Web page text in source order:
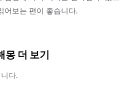
어보는 편이 좋습니다.
몽 더 보기
다.